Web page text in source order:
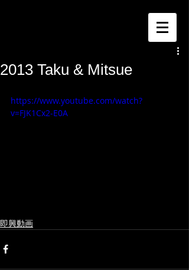
2013 Taku & Mitsue
https://www.youtube.com/watch?
v=FJK1Cx2-E0A
即興動画